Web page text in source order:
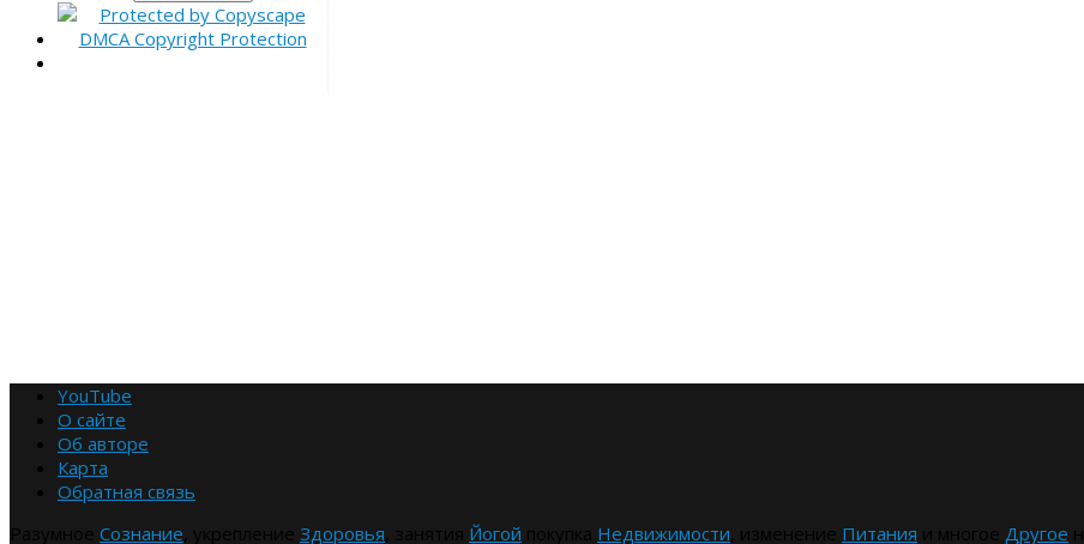
YouTube
О сайте
Об авторе
Карта
Обратная связь
Сознание Здоровья Йогой Недвижимости Питания Другое